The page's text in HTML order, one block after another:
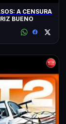
A CENSURA
BUENO